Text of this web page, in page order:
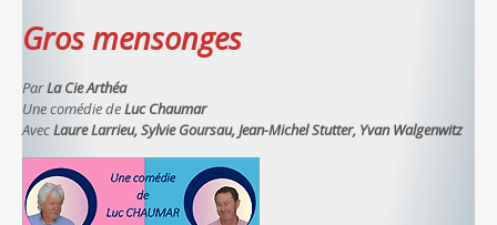
Gros mensonges
ParLa Cie Arthéa
Une comédie deLuc Chaumar
AvecLaure Larrieu, Sylvie Goursau, Jean-Michel Stutter, Yvan Walgenwitz